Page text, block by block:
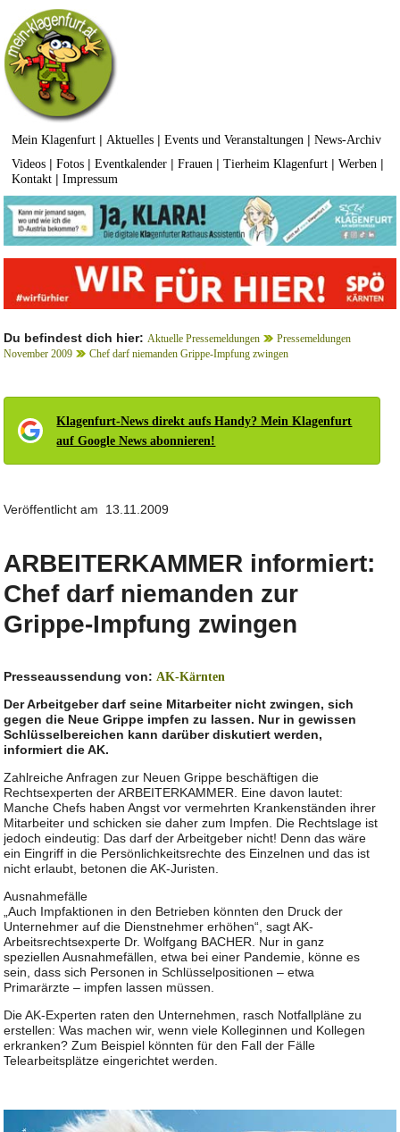
Mein Klagenfurt | Aktuelles |Events und Veranstaltungen |News-Archiv
Videos |Fotos |Eventkalender |Frauen |Tierheim Klagenfurt |Werben |
Kontakt |Impressum
Du befindest dich hier: Aktuelle Pressemeldungen
Pressemeldungen
November 2009
Chef darf niemanden Grippe-Impfung zwingen
Klagenfurt-News direkt aufs Handy? Mein Klagenfurt
auf Google News abonnieren!
Veröffentlicht am 13.11.2009
ARBEITERKAMMER informiert:
Chef darf niemanden zur
Grippe-Impfung zwingen
Presseaussendung von: AK-Kärnten
Der Arbeitgeber darf seine Mitarbeiter nicht zwingen, sich
gegen die Neue Grippe impfen zu lassen. Nur in gewissen
Schlüsselbereichen kann darüber diskutiert werden,
informiert die AK.
Zahlreiche Anfragen zur Neuen Grippe beschäftigen die
Rechtsexperten der ARBEITERKAMMER. Eine davon lautet:
Manche Chefs haben Angst vor vermehrten Krankenständen ihrer
Mitarbeiter und schicken sie daher zum Impfen. Die Rechtslage ist
jedoch eindeutig: Das darf der Arbeitgeber nicht! Denn das wäre
ein Eingriff in die Persönlichkeitsrechte des Einzelnen und das ist
nicht erlaubt, betonen die AK-Juristen.
Ausnahmefälle
„Auch Impfaktionen in den Betrieben könnten den Druck der
Unternehmer auf die Dienstnehmer erhöhen“, sagt AK-
Arbeitsrechtsexperte Dr. Wolfgang BACHER. Nur in ganz
speziellen Ausnahmefällen, etwa bei einer Pandemie, könne es
sein, dass sich Personen in Schlüsselpositionen – etwa
Primarärzte – impfen lassen müssen.
Die AK-Experten raten den Unternehmen, rasch Notfallpläne zu
erstellen: Was machen wir, wenn viele Kolleginnen und Kollegen
erkranken? Zum Beispiel könnten für den Fall der Fälle
Telearbeitsplätze eingerichtet werden.